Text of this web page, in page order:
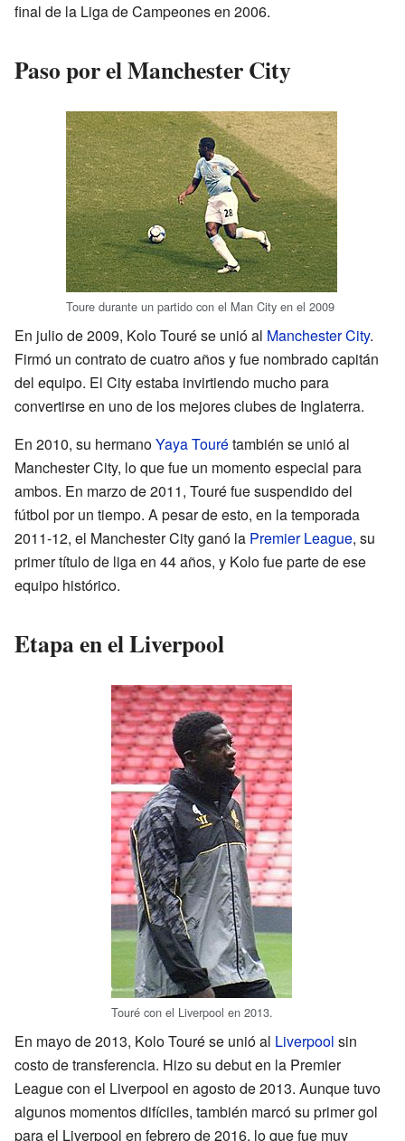
final de la Liga de Campeones en 2006.
Paso por el Manchester City
Toure durante un partido con el Man City en el 2009
En julio de 2009, Kolo Touré se unió al Manchester City.
Firmó un contrato de cuatro años y fue nombrado capitán
del equipo. El City estaba invirtiendo mucho para
convertirse en uno de los mejores clubes de Inglaterra.
En 2010, su hermanoYaya Tourétambién se unió al
Manchester City, lo que fue un momento especial para
ambos. En marzo de 2011, Touré fue suspendido del
fútbol por un tiempo. A pesar de esto, en la temporada
2011-12, el Manchester City ganó la Premier League, su
primer título de liga en 44 años, y Kolo fue parte de ese
equipo histórico.
Etapa en el Liverpool
Touré con el Liverpool en 2013.
En mayo de 2013, Kolo Touré se unió al Liverpool sin
costo de transferencia. Hizo su debut en la Premier
League con el Liverpool en agosto de 2013. Aunque tuvo
algunos momentos difíciles, también marcó su primer gol
para el Liverpool en febrero de 2016, lo que fue muy